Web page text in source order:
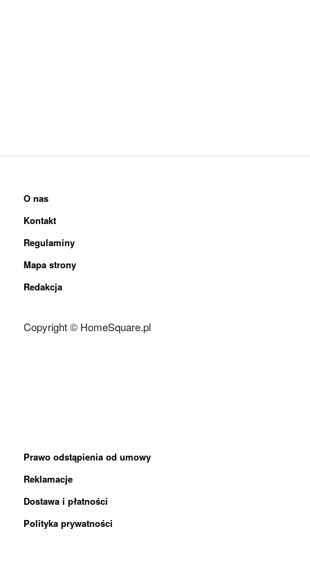
O nas
Kontakt
Regulaminy
Mapa strony
Redakcja
Copyright © HomeSquare.pl
Prawo odstąpienia od umowy
Reklamacje
Dostawa i płatności
Polityka prywatności